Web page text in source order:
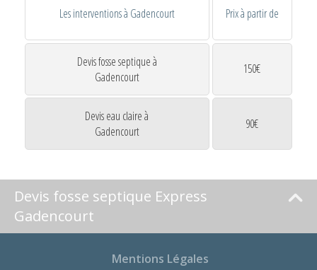
Les interventions à Gadencourt Prix à partir de
Devis fosse septique à
Gadencourt
150€
Devis eau claire à
Gadencourt
90€
Devis fosse septique Express
Gadencourt
Mentions Légales